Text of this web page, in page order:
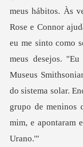
Rose e Connor
eu me sinto como
meus desejos.
Museus